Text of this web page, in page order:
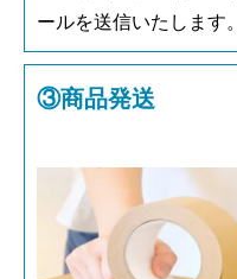
ールを送信いたします。
③商品発送